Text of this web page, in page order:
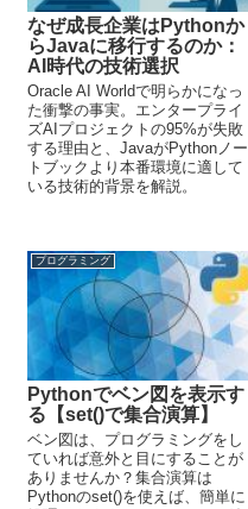
なぜ成長企業はPythonか
らJavaに移行するのか：
AI時代の技術選択
Oracle AI Worldで明らかになっ
た衝撃の事実。エンタープライ
ズAIプロジェクトの95%が失敗
する理由と、JavaがPythonノー
トブックより本番環境に適して
いる技術的背景を解説。
プログラミング
Pythonでベン図を表示す
る【set()で集合演算】
ベン図は、プログラミングをし
ていれば意外と目にすることが
ありませんか？集合演算は
Pythonのset()を使えば、簡単に